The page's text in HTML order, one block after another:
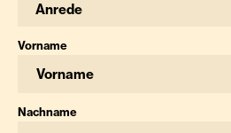
Anrede
Vorname
Nachname